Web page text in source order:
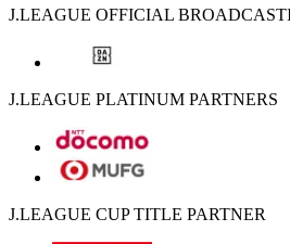
J.LEAGUE OFFICIAL
J.LEAGUE PLATINUM PARTNERS
J.LEAGUE CUP TITLE PARTNER